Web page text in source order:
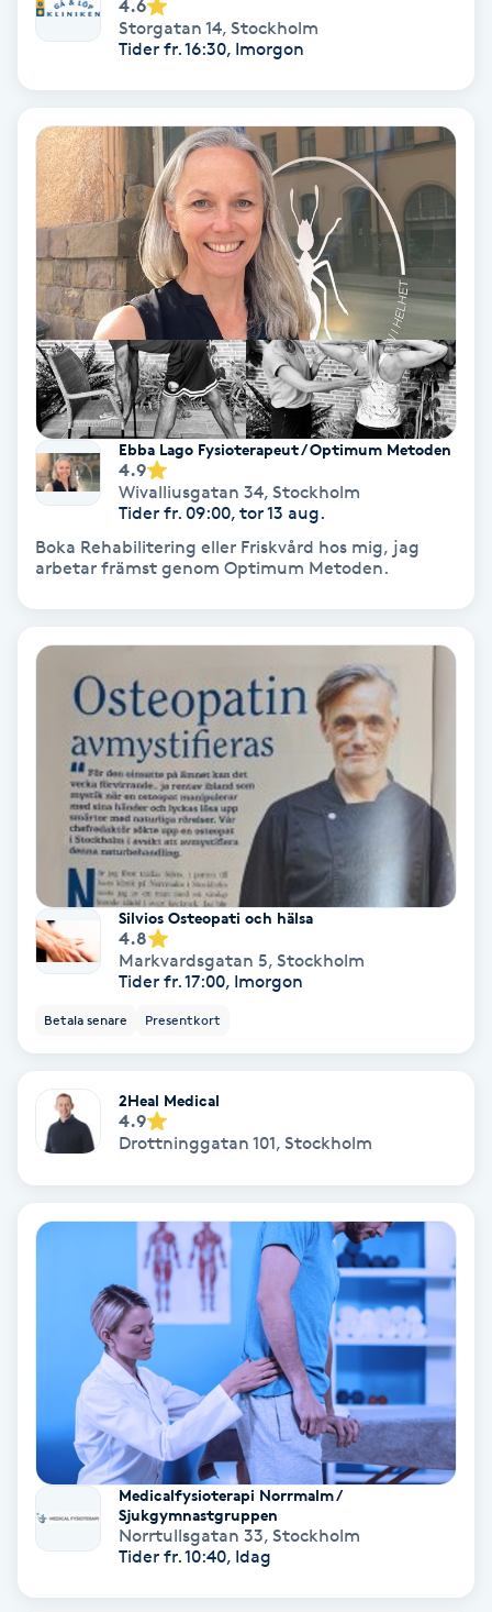
Keratinbehandling
Kinesisk medicin
Kiropraktik
Klangmassage
Klippning
Klippning & Slingor
Klippning ungdom
Kostrådgivning
Kroppsinpackning
Kroppspeeling
Käkledsbehandling
Kärlbehandling
Laserbehandling
Lashlift Keratin
LED-ljusterapi
LPG
LPG-behandling
LPG-massage
Luggklippning
Lymfmassage
Läpptatuering
4.6
Storgatan 14, Stockholm
Tider fr. 16:30, Imorgon
Ebba Lago Fysioterapeut / Optimum Metoden
4.9
Wivalliusgatan 34, Stockholm
Tider fr. 09:00, tor 13 aug.
Boka Rehabilitering eller Friskvård hos mig, jag
arbetar främst genom Optimum Metoden.
Silvios Osteopati och hälsa
4.8
Markvardsgatan 5, Stockholm
Tider fr. 17:00, Imorgon
Betala senare Presentkort
2Heal Medical
4.9
Drottninggatan 101, Stockholm
Medicalfysioterapi Norrmalm /
Sjukgymnastgruppen
Norrtullsgatan 33, Stockholm
Tider fr. 10:40, Idag